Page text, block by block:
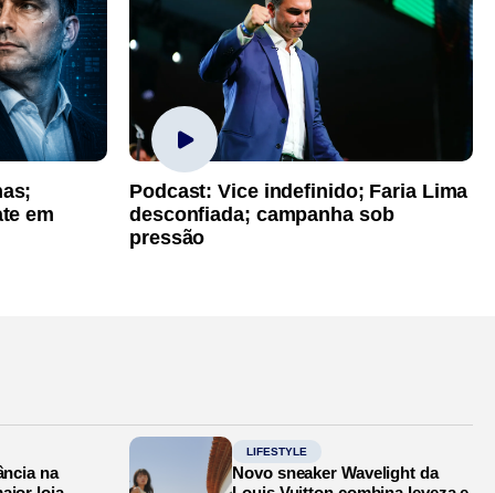
em
Podcast: Vice indefinido; Faria Lima
desconfiada; campanha sob
pressão
na
LIFESTYLE
Novo sneaker Wavelight da